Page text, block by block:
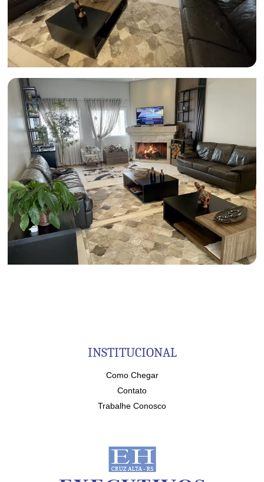
INSTITUCIONAL
Como Chegar
Contato
Trabalhe Conosco